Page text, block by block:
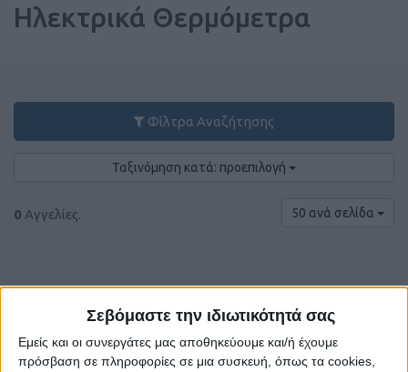
Σεβόμαστε την ιδιωτικότητά σας
Εμείς και οι συνεργάτες μας αποθηκεύουμε και/ή έχουμε
πρόσβαση σε πληροφορίες σε μια συσκευή, όπως τα cookies,
Ηλεκτρικά Θερμόμετρα
Φίλτρα Αναζήτησης
Ταξινόμηση κατά: προεπιλογή
0 Αγγελίες. 50 ανά σελίδα